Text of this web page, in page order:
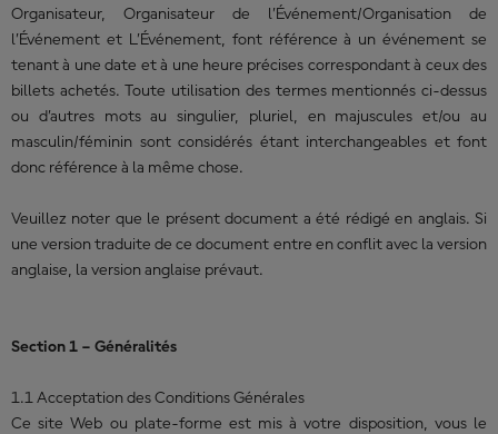
Organisateur, Organisateur de l’Événement/Organisation de
l’Événement et L’Événement, font référence à un événement se
tenant à une date et à une heure précises correspondant à ceux des
billets achetés. Toute utilisation des termes mentionnés ci-dessus
ou d’autres mots au singulier, pluriel, en majuscules et/ou au
masculin/féminin sont considérés étant interchangeables et font
donc référence à la même chose.
Veuillez noter que le présent document a été rédigé en anglais. Si
une version traduite de ce document entre en conflit avec la version
anglaise, la version anglaise prévaut.
Section 1 – Généralités
1.1 Acceptation des Conditions Générales
Ce site Web ou plate-forme est mis à votre disposition, vous le